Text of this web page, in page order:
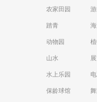
农家田园
踏青
动物园
山水
水上乐园
保龄球馆